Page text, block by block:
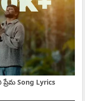
Song Lyrics